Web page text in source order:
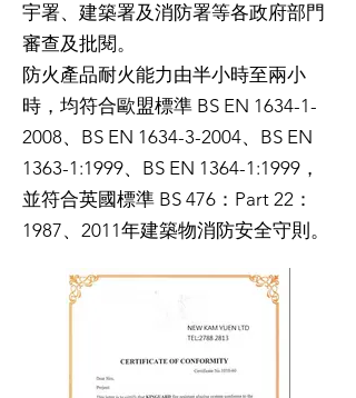
宇署、建築署及消防署等各政府部門
審查及批閱。
防火產品耐火能力由半小時至兩小
時，均符合歐盟標準 BS EN 1634-1-
2008、BS EN 1634-3-2004、BS EN
1363-1:1999、BS EN 1364-1:1999，
並符合英國標準 BS 476：Part 22：
1987、2011年建築物消防安全守則。